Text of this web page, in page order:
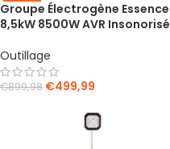
Groupe Électrogène Essence
8,5kW 8500W AVR Insonorisé
Outillage
€899,98 €499,99